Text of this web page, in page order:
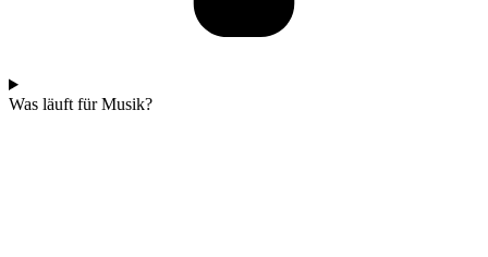
Was läuft für Musik?